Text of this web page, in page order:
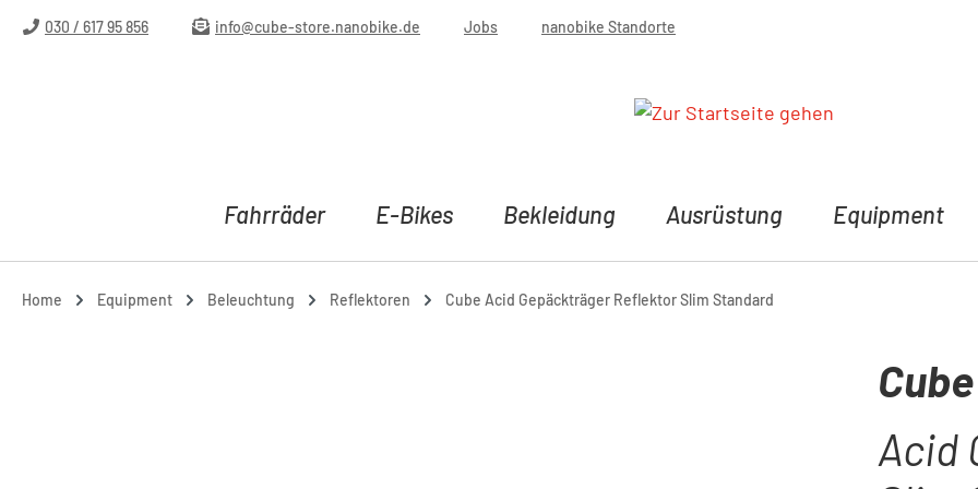
Hauptinhalt springen
Zur Suche springen
Zur Hauptnavigation springen
030 / 617 95 856 info@cube-store.nanobike.de Jobs nanobike Standorte
Fahrräder E-Bikes Bekleidung Ausrüstung Equipment
Home Equipment Beleuchtung Reflektoren Cube Acid Gepäckträger Reflektor Slim Standard
Cube
Acid